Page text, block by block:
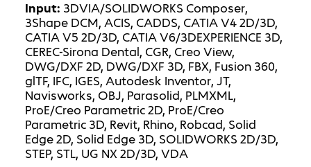
Input: 3DVIA/SOLIDWORKS Composer,
3Shape DCM, ACIS, CADDS, CATIA V4 2D/3D,
CATIA V5 2D/3D, CATIA V6/3DEXPERIENCE 3D,
CEREC-Sirona Dental, CGR, Creo View,
DWG/DXF 2D, DWG/DXF 3D, FBX, Fusion 360,
glTF, IFC, IGES, Autodesk Inventor, JT,
Navisworks, OBJ, Parasolid, PLMXML,
ProE/Creo Parametric 2D, ProE/Creo
Parametric 3D, Revit, Rhino, Robcad, Solid
Edge 2D, Solid Edge 3D, SOLIDWORKS 2D/3D,
STEP, STL, UG NX 2D/3D, VDA